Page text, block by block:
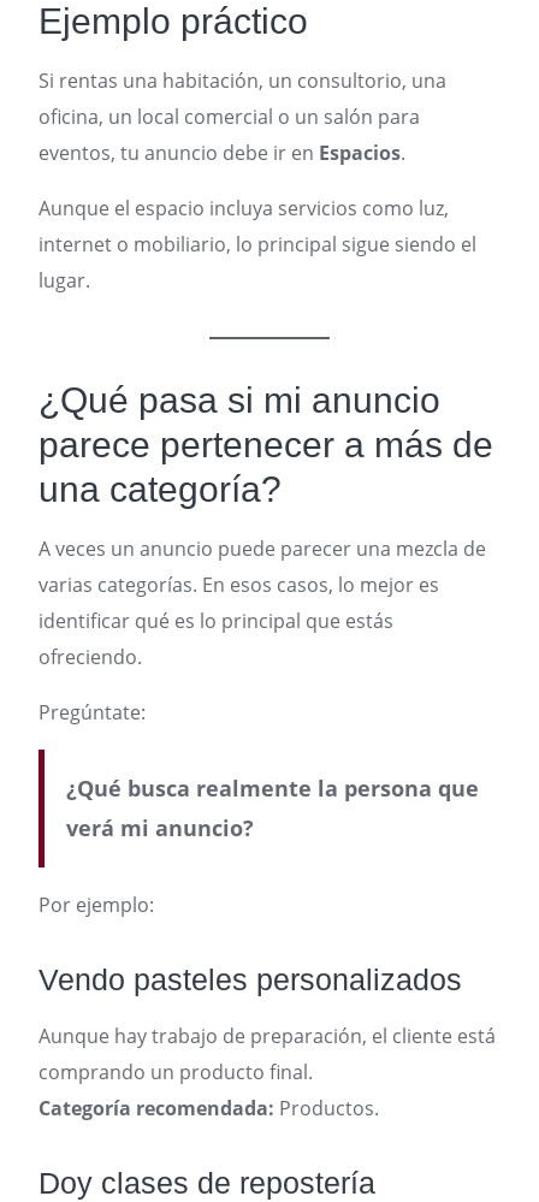
Ejemplo práctico
Si rentas una habitación, un consultorio, una
oficina, un local comercial o un salón para
eventos, tu anuncio debe ir en Espacios.
Aunque el espacio incluya servicios como luz,
internet o mobiliario, lo principal sigue siendo el
lugar.
¿Qué pasa si mi anuncio
parece pertenecer a más de
una categoría?
A veces un anuncio puede parecer una mezcla de
varias categorías. En esos casos, lo mejor es
identificar qué es lo principal que estás
ofreciendo.
Pregúntate:
¿Qué busca realmente la persona que
verá mi anuncio?
Por ejemplo:
Vendo pasteles personalizados
Aunque hay trabajo de preparación, el cliente está
comprando un producto final.
Categoría recomendada: Productos.
Doy clases de repostería